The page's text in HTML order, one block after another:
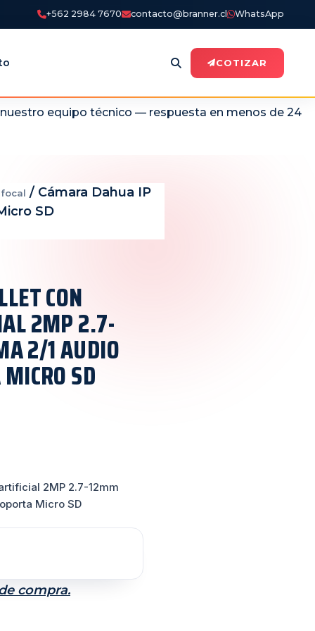
+562 2984 7670 contacto@branner.cl WhatsApp
COTIZAR
equipo técnico — respuesta en menos de 24
/ Cámara Dahua IP
SD
CON
2MP 2.7-
2/1 AUDIO
SD
2MP 2.7-12mm
Micro SD
compra.